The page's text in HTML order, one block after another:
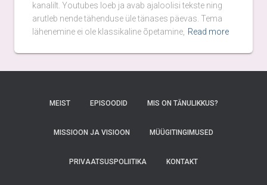
kanalilt. Youtubes loeb ja avab ajaloolisi tekste ning
arutleb nende tähenduse üle tänases päevas. Tema
lähenemine ei ole klassikaline õpetamine, Read more
MEIST EPISOODID MIS ON TÄNULIKKUS?
MISSIOON JA VISIOON MÜÜGITINGIMUSED
PRIVAATSUSPOLIITIKA KONTAKT